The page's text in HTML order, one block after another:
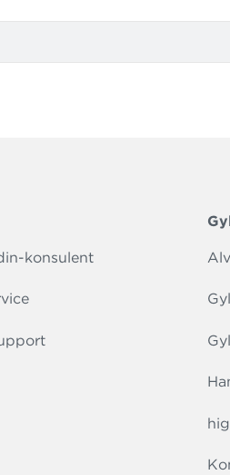
konsulent